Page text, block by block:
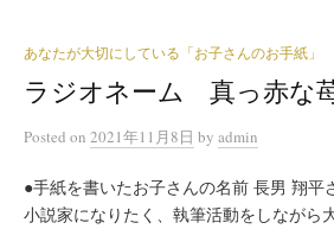
あなたが大切にしている「お子さんのお手紙」
ラジオネーム 真っ赤な
Posted on 2021年11月8日 by admin
●手紙を書いたお子さんの名前 長男 翔平
小説家になりたく、執筆活動をしながら